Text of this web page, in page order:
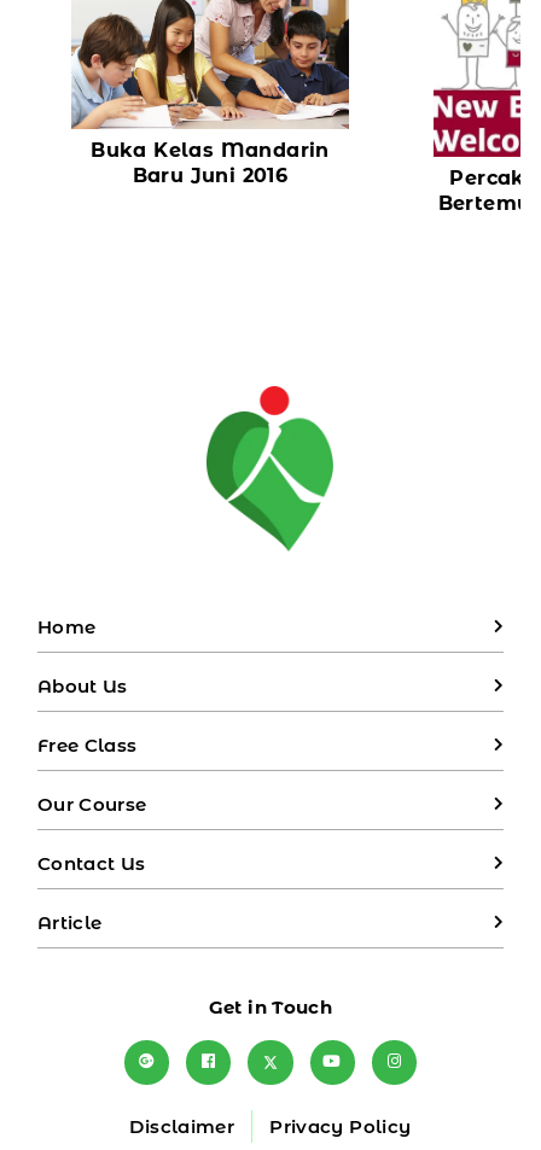
Buka Kelas Mandarin
Baru Juni 2016
Bertemu
Home
About Us
Free Class
Our Course
Contact Us
Article
Get in Touch
Disclaimer Privacy Policy